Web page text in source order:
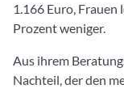
1.166 Euro, Frauen
Prozent weniger.
Aus ihrem
Nachteil, der den